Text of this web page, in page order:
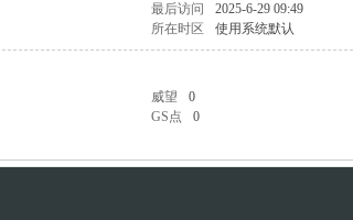
最后访问
2025-6-29 09:49
所在时区 使用系统默认
威望
0
GS点 0